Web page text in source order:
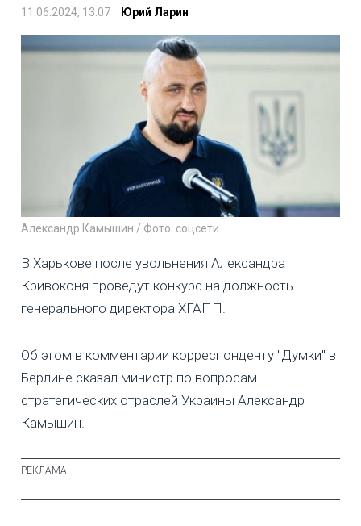
11.06.2024, 13:07 Юрий Ларин
Александр Камышин / Фото: соцсети
В Харькове после увольнения Александра
Кривоконя проведут конкурс на должность
генерального директора ХГАПП.
Об этом в комментарии корреспонденту "Думки" в
Берлине сказал министр по вопросам
стратегических отраслей Украины Александр
Камышин.